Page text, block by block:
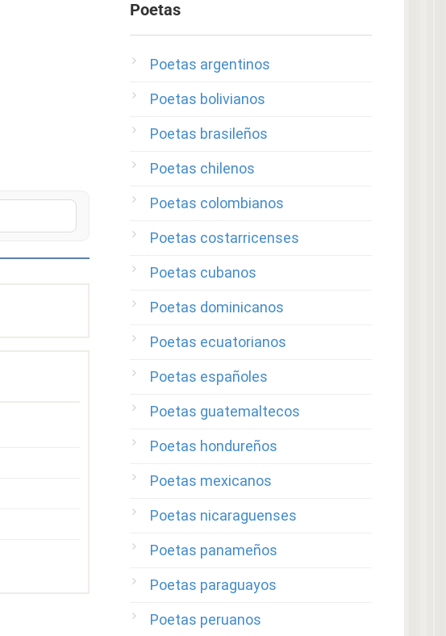
Poetas
Poetas argentinos
Poetas bolivianos
Poetas brasileños
Poetas chilenos
Poetas colombianos
Poetas costarricenses
Poetas cubanos
Poetas dominicanos
Poetas ecuatorianos
Poetas españoles
Poetas guatemaltecos
Poetas hondureños
Poetas mexicanos
Poetas nicaraguenses
Poetas panameños
Poetas paraguayos
Poetas peruanos